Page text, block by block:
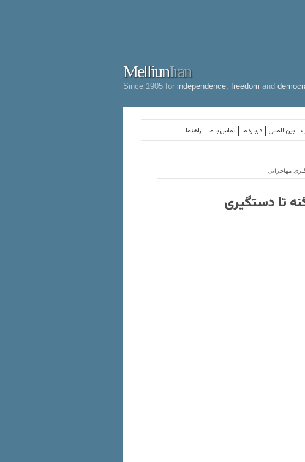
MelliunIran
Since 1905 for independence freedom and
راهنما تماس با ما درباره ما بین المللی
مهاجرانی
تا دستگیری